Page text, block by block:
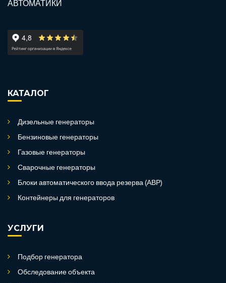
КАТАЛОГ
Дизельные генераторы
Бензиновые генераторы
Газовые генераторы
Сварочные генераторы
Блоки автоматического ввода резерва (АВР)
Контейнеры для генераторов
УСЛУГИ
Подбор генератора
Обследование объекта